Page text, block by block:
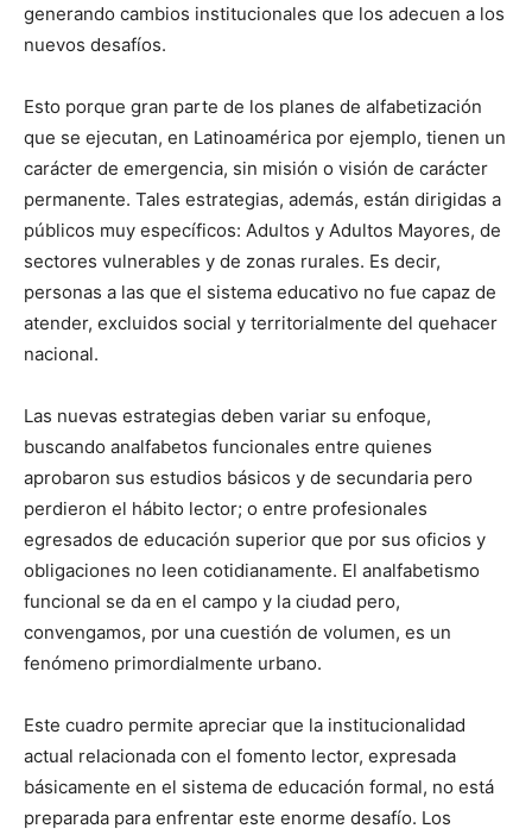
generando cambios institucionales que los adecuen a los
nuevos desafíos.
Esto porque gran parte de los planes de alfabetización
que se ejecutan, en Latinoamérica por ejemplo, tienen un
carácter de emergencia, sin misión o visión de carácter
permanente. Tales estrategias, además, están dirigidas a
públicos muy específicos: Adultos y Adultos Mayores, de
sectores vulnerables y de zonas rurales. Es decir,
personas a las que el sistema educativo no fue capaz de
atender, excluidos social y territorialmente del quehacer
nacional.
Las nuevas estrategias deben variar su enfoque,
buscando analfabetos funcionales entre quienes
aprobaron sus estudios básicos y de secundaria pero
perdieron el hábito lector; o entre profesionales
egresados de educación superior que por sus oficios y
obligaciones no leen cotidianamente. El analfabetismo
funcional se da en el campo y la ciudad pero,
convengamos, por una cuestión de volumen, es un
fenómeno primordialmente urbano.
Este cuadro permite apreciar que la institucionalidad
actual relacionada con el fomento lector, expresada
básicamente en el sistema de educación formal, no está
preparada para enfrentar este enorme desafío. Los